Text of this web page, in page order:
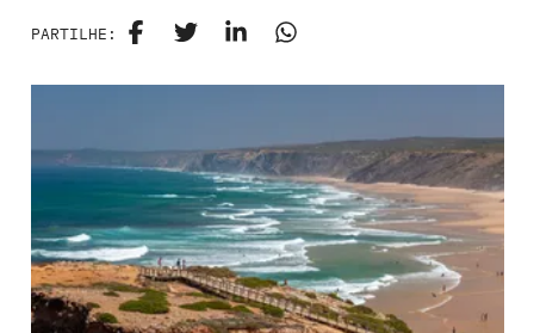
PARTILHE: